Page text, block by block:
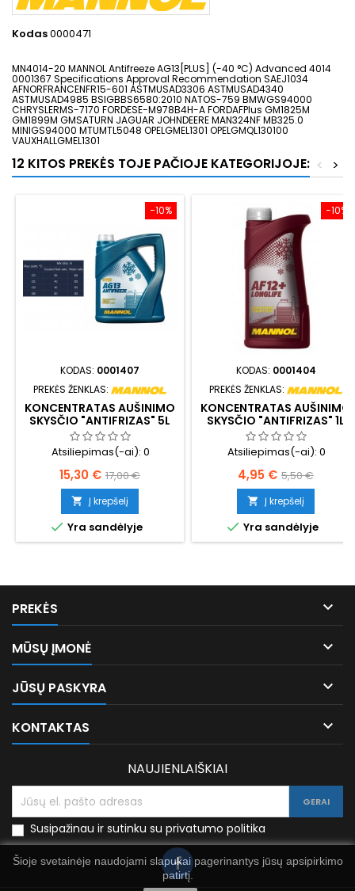
Kodas0000471
MN4014-20 MANNOL Antifreeze AG13[PLUS] (-40 °C) Advanced 4014
0001367 Specifications Approval Recommendation SAEJ1034
AFNORFRANCENFR15-601 ASTMUSAD3306 ASTMUSAD4340
ASTMUSAD4985 BSIGBBS6580:2010 NATOS-759 BMWGS94000
CHRYSLERMS-7170 FORDESE-M978B4H-A FORDAFPlus GM1825M
GM1899M GMSATURN JAGUAR JOHNDEERE MAN324NF MB325.0
MINIGS94000 MTUMTL5048 OPELGMEL1301 OPELGMQL130100
VAUXHALLGMEL1301
12 KITOS PREKĖS TOJE PAČIOJE KATEGORIJOJE: >
<
−10%
KODAS: 0001407
PREKĖS ŽENKLAS:
KONCENTRATAS AUŠINIMO
SKYSČIO "ANTIFRIZAS" 5L
MANNOL ANTIFREEZE AG13
HIGHTEC 4113 (ŽALIAS)
Atsiliepimas(-ai): 0
Kaina
15,30 € Bazinė
kaina
17,00 €
 Į krepšelį
 Yra sandėlyje
−10%
KODAS: 0001404
PREKĖS ŽENKLAS:
KONCENTRATAS AUŠINIMO
SKYSČIO "ANTIFRIZAS" 1L
MANNOL ANTIFREEZE AF12+
LONGLIFE 4112
(RAUDONAS)
Atsiliepimas(-ai): 0
Kaina
4,95 € Bazinė
kaina
5,50 €
 Į krepšelį
 Yra sandėlyje
PREKĖS 
MŪSŲ ĮMONĖ 
JŪSŲ PASKYRA 
KONTAKTAS 
Šioje svetainėje naudojami slapukai pagerinantys jūsų apsipirkimo
patirtį.
NAUJIENLAIŠKIAI
Susipažinau ir sutinku su privatumo politika